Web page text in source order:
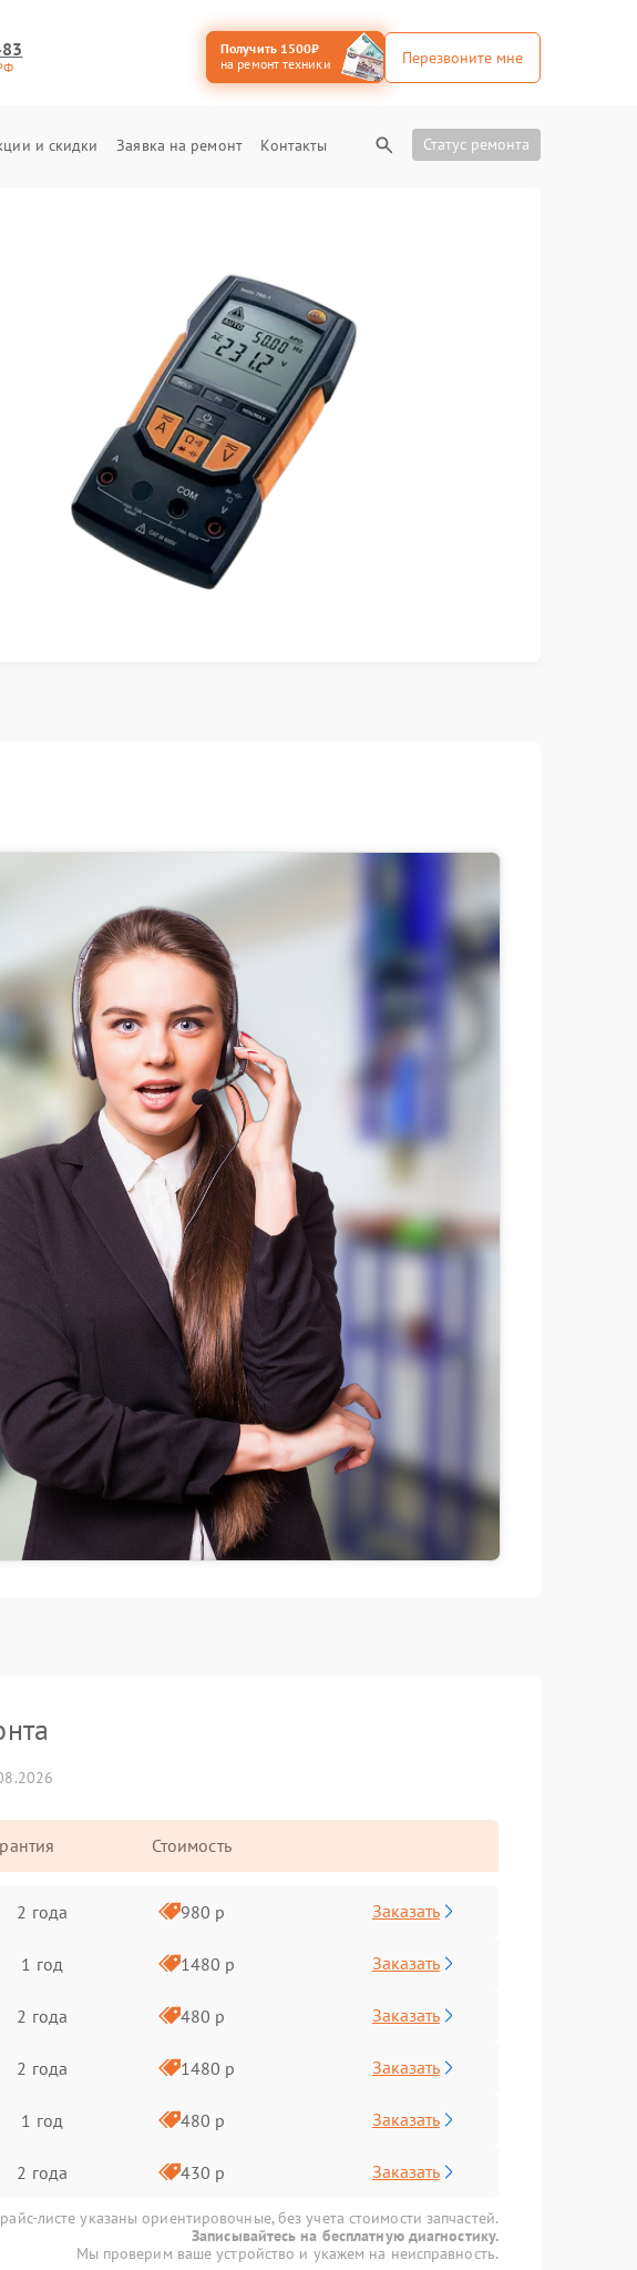
Получить 1500₽
на ремонт техники
Перезвоните мне
и скидки Заявка на ремонт Контакты Статус ремонта
Стоимость
2 года 980 р Заказать
1 год 1480 р Заказать
2 года 480 р Заказать
2 года 1480 р Заказать
1 год 480 р Заказать
2 года 430 р Заказать
листе указаны ориентировочные, без учета стоимости запчастей.
Записывайтесь на бесплатную диагностику.
Мы проверим ваше устройство и укажем на неисправность.